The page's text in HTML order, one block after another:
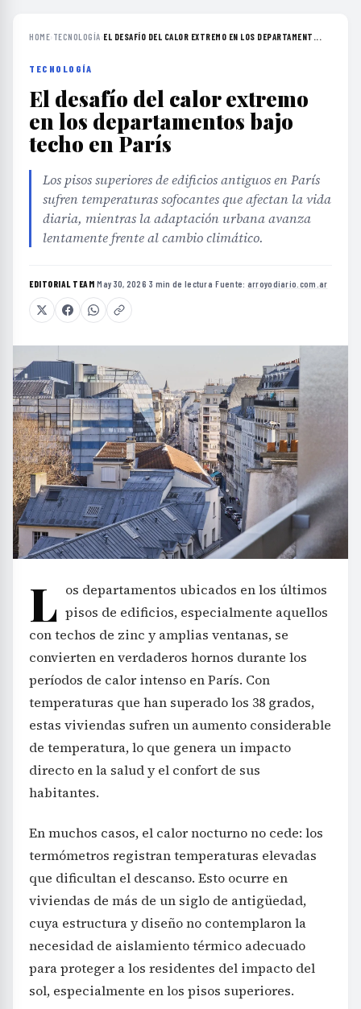
HOME› TECNOLOGÍA›EL DESAFÍO DEL CALOR EXTREMO EN LOS DEPARTAMENT...
TECNOLOGÍA
El desafío del calor extremo
en los departamentos bajo
techo en París
Los pisos superiores de edificios antiguos en París
sufren temperaturas sofocantes que afectan la vida
diaria, mientras la adaptación urbana avanza
lentamente frente al cambio climático.
EDITORIAL TEAM·May 30, 2026·3 min de lectura·Fuente: arroyodiario.com.ar
L os departamentos ubicados en los últimos
pisos de edificios, especialmente aquellos
con techos de zinc y amplias ventanas, se
convierten en verdaderos hornos durante los
períodos de calor intenso en París. Con
temperaturas que han superado los 38 grados,
estas viviendas sufren un aumento considerable
de temperatura, lo que genera un impacto
directo en la salud y el confort de sus
habitantes.
En muchos casos, el calor nocturno no cede: los
termómetros registran temperaturas elevadas
que dificultan el descanso. Esto ocurre en
viviendas de más de un siglo de antigüedad,
cuya estructura y diseño no contemplaron la
necesidad de aislamiento térmico adecuado
para proteger a los residentes del impacto del
sol, especialmente en los pisos superiores.